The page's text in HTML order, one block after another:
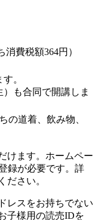
消費税額364円）
。
）も合同で開講しま
の道着、飲み物、
けます。ホームペー
録が必要です。詳
ださい。
レスをお持ちでない
子様用の読売IDを